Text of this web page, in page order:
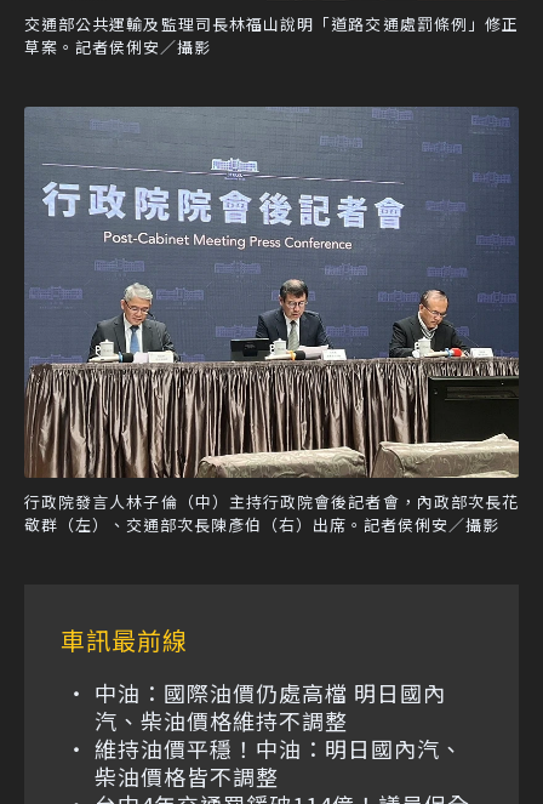
交通部公共運輸及監理司長林福山說明「道路交通處罰條例」修正
草案。記者侯俐安／攝影
行政院發言人林子倫（中）主持行政院會後記者會，內政部次長花
敬群（左）、交通部次長陳彥伯（右）出席。記者侯俐安／攝影
車訊最前線
中油：國際油價仍處高檔 明日國內
汽、柴油價格維持不調整
維持油價平穩！中油：明日國內汽、
柴油價格皆不調整